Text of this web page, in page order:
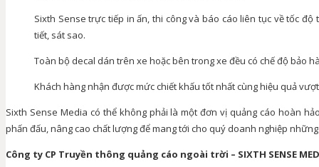
Sixth Sense trực tiếp in ấn, thi công và báo cáo liên tục về tốc
tiết, sát sao.
Toàn bộ decal dán trên xe hoặc bên trong xe đều có chế độ bảo
Khách hàng nhận được mức chiết khấu tốt nhất cùng hiệu quả
Sixth Sense Media có thể không phải là một đơn vị quảng cáo hoàn
phấn đấu, nâng cao chất lượng để mang tới cho quý doanh nghiệp
Công ty CP Truyền thông quảng cáo ngoài trời – SIXTH SENSE